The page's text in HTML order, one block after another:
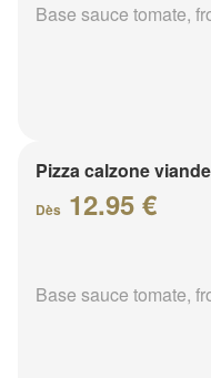
Base sauce tomate,
Pizza calzone
Dès 12.95 €
Base sauce tomate,